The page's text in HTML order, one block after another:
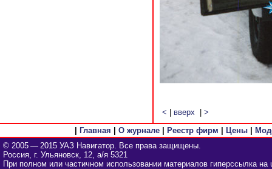
< вверх
>
Главная О журнале| Реестр фирм Цены|
© 2005 — 2015 УАЗ Навигатор. Все права защищены.
Россия, г. Ульяновск, 12, а/я 5321
При полном или частичном использовании материалов гиперссылка на